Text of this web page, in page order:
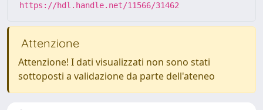
https://hdl.handle.net/11566/31462
Attenzione
Attenzione! I dati visualizzati non sono stati
sottoposti a validazione da parte dell'ateneo